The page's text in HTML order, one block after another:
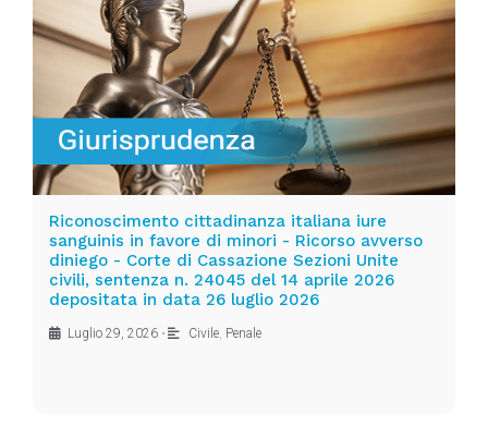
Riconoscimento cittadinanza italiana iure
sanguinis in favore di minori - Ricorso avverso
diniego - Corte di Cassazione Sezioni Unite
civili, sentenza n. 24045 del 14 aprile 2026
depositata in data 26 luglio 2026
Luglio 29, 2026 • Civile, Penale